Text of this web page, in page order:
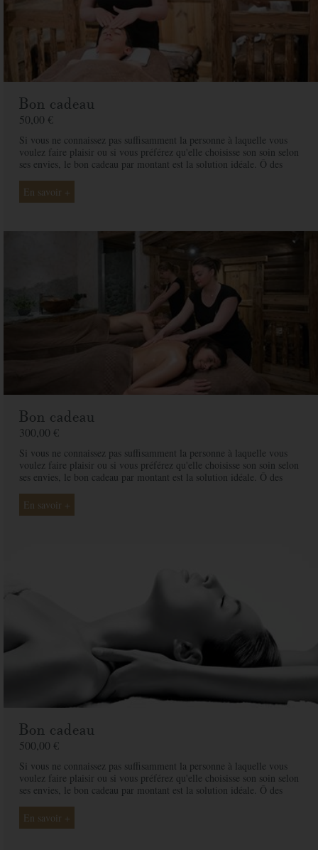
150,00 €
Adresse de facturation
Société
*
Prénom*
Ville*
*
Message
Offert à
Commandez votre bon cadeau maintenant et recevez-le par mail sous 1 à 3
jours ouvrés
PAYER
Bon cadeau
50,00 €
Si vous ne connaissez pas suffisamment la personne à laquelle vous
voulez faire plaisir ou si vous préférez qu'elle choisisse son soin selon
ses envies, le bon cadeau par montant est la solution idéale. Ô des
proche et ainsi rendre ce moment exceptionnel.
En savoir +
Bon cadeau
300,00 €
Si vous ne connaissez pas suffisamment la personne à laquelle vous
voulez faire plaisir ou si vous préférez qu'elle choisisse son soin selon
ses envies, le bon cadeau par montant est la solution idéale. Ô des
proche et ainsi rendre ce moment exceptionnel.
En savoir +
Bon cadeau
500,00 €
Si vous ne connaissez pas suffisamment la personne à laquelle vous
voulez faire plaisir ou si vous préférez qu'elle choisisse son soin selon
ses envies, le bon cadeau par montant est la solution idéale. Ô des
proche et ainsi rendre ce moment exceptionnel.
En savoir +